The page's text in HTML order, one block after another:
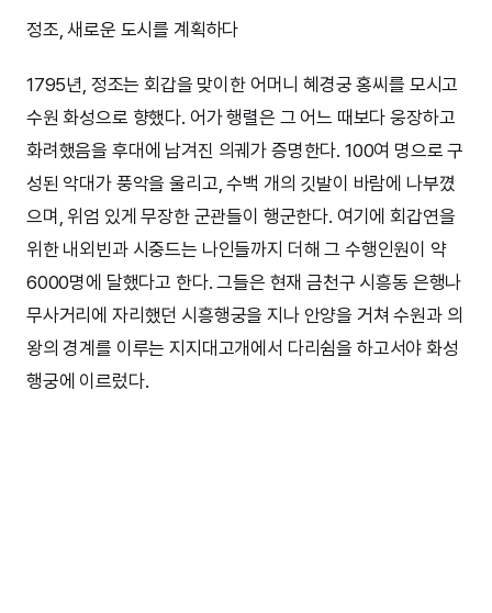
정조, 새로운 도시를 계획하다
1795년, 정조는 회갑을 맞이한 어머니 혜경궁 홍씨를 모시고
수원 화성으로 향했다. 어가 행렬은 그 어느 때보다 웅장하고
화려했음을 후대에 남겨진 의궤가 증명한다. 100여 명으로 구
성된 악대가 풍악을 울리고, 수백 개의 깃발이 바람에 나부꼈
으며, 위엄 있게 무장한 군관들이 행군한다. 여기에 회갑연을
위한 내외빈과 시중드는 나인들까지 더해 그 수행인원이 약
6000명에 달했다고 한다. 그들은 현재 금천구 시흥동 은행나
무사거리에 자리했던 시흥행궁을 지나 안양을 거쳐 수원과 의
왕의 경계를 이루는 지지대고개에서 다리쉼을 하고서야 화성
행궁에 이르렀다.